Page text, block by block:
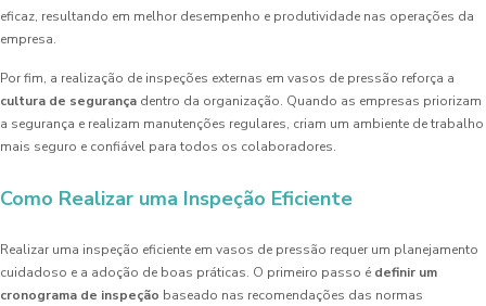
eficaz, resultando em melhor desempenho e produtividade nas operações da
empresa.
Por fim, a realização de inspeções externas em vasos de pressão reforça a
cultura de segurança dentro da organização. Quando as empresas priorizam
a segurança e realizam manutenções regulares, criam um ambiente de trabalho
mais seguro e confiável para todos os colaboradores.
Como Realizar uma Inspeção Eficiente
Realizar uma inspeção eficiente em vasos de pressão requer um planejamento
cuidadoso e a adoção de boas práticas. O primeiro passo é definir um
cronograma de inspeção baseado nas recomendações das normas